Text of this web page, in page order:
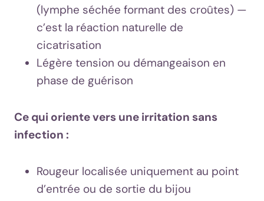
(lymphe séchée formant des croûtes) —
c’est la réaction naturelle de
cicatrisation
Légère tension ou démangeaison en
phase de guérison
Ce qui oriente vers une irritation sans
infection :
Rougeur localisée uniquement au point
d’entrée ou de sortie du bijou